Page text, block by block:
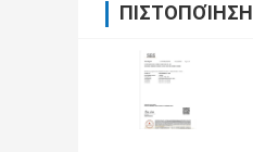
ΠΙΣΤΟΠΟΊΗΣΗ